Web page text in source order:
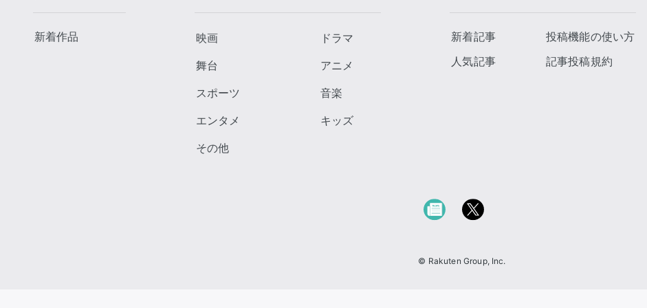
新着作品
映画
舞台
スポーツ
エンタメ
その他
ドラマ
アニメ
音楽
キッズ
新着記事
人気記事
投稿機能の使い方
記事投稿規約
© Rakuten Group, Inc.